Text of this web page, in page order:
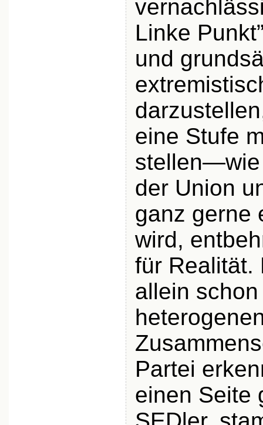
Linke
und
eine Stufe
stellen—wie
der Union
ganz gerne
wird,
für Realität.
allein
Partei
einen Seite